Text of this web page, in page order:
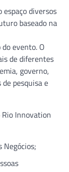
diversos
baseado na
evento. O
de diferentes
governo,
pesquisa e
Rio Innovation
Negócios;